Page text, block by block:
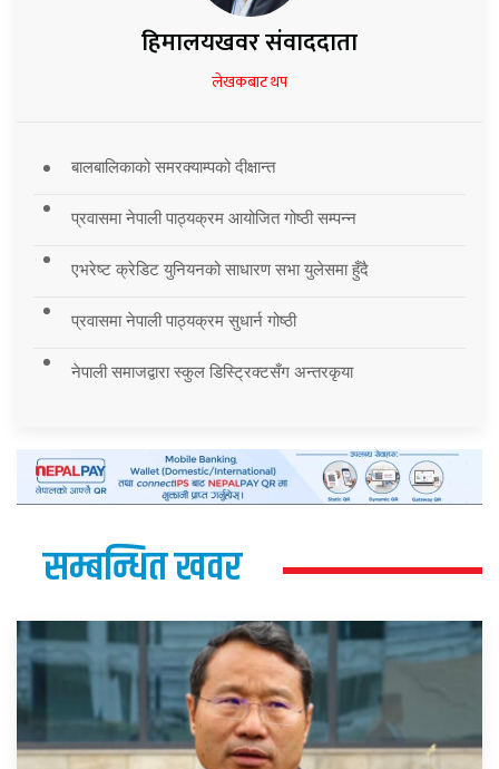
हिमालयखवर संवाददाता
लेखकबाट थप
बालबालिकाको समरक्याम्पको दीक्षान्त
प्रवासमा नेपाली पाठ्यक्रम आयोजित गोष्ठी सम्पन्न
एभरेष्ट क्रेडिट युनियनको साधारण सभा युलेसमा हुँदै
प्रवासमा नेपाली पाठ्यक्रम सुधार्न गोष्ठी
नेपाली समाजद्वारा स्कुल डिस्ट्रिक्टसँग अन्तरकृया
सम्बन्धित खवर